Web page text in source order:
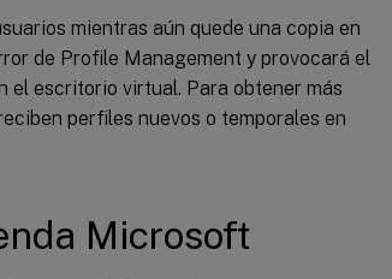
mientras aún quede una copia en
de Profile Management y provocará el
el escritorio virtual. Para obtener más
perfiles nuevos o temporales en
Microsoft